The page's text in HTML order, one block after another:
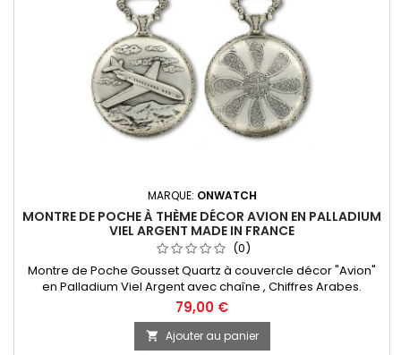
MARQUE: ONWATCH
MONTRE DE POCHE À THÈME DÉCOR AVION EN PALLADIUM
VIEL ARGENT MADE IN FRANCE
(0)
Montre de Poche Gousset Quartz à couvercle décor "Avion"
en Palladium Viel Argent avec chaîne , Chiffres Arabes.
Mouvement Ronda 515 Swiss Parts, 3 aiguilles et dateur à 3h.
Fabrication Française
79,00 €
 Ajouter au panier